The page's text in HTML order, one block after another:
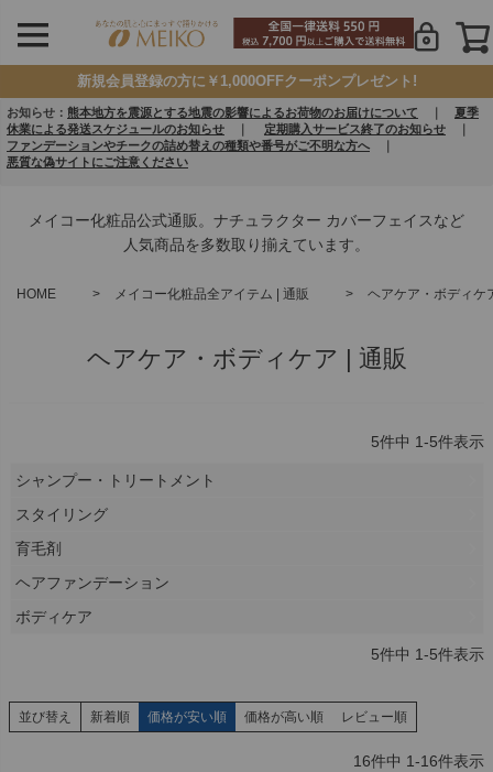
新規会員登録の方に￥1,000OFFクーポンプレゼント!
お知らせ： 熊本地方を震源とする地震の影響によるお荷物のお届けについて ｜ 夏季
休業による発送スケジュールのお知らせ ｜ 定期購入サービス終了のお知らせ ｜
ファンデーションやチークの詰め替えの種類や番号がご不明な方へ ｜
悪質な偽サイトにご注意ください
メイコー化粧品公式通販。ナチュラクター カバーフェイスなど
人気商品を多数取り揃えています。
HOME メイコー化粧品全アイテム | 通販 ヘアケア・ボディケ
ヘアケア・ボディケア | 通販
5件中 1-5件表示
シャンプー・トリートメント
スタイリング
育毛剤
ヘアファンデーション
ボディケア
5件中 1-5件表示
並び替え 新着順 価格が安い順 価格が高い順 レビュー順
16件中 1-16件表示